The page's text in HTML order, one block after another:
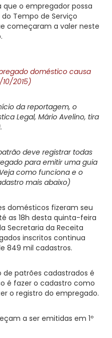
o empregador possa
Tempo de Serviço
começaram a valer neste
doméstico causa
2015)
da reportagem, o
Legal, Mário Avelino, tira
deve registrar todas
para emitir uma guia
como funciona e o
mais abaixo)
domésticos fizeram seu
as 18h desta quinta-feira
Secretaria da Receita
inscritos continua
849 mil cadastros.
de patrões cadastrados é
é fazer o cadastro como
o registro do empregado.
a ser emitidas em 1º